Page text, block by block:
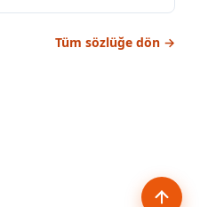
Tüm sözlüğe dön →